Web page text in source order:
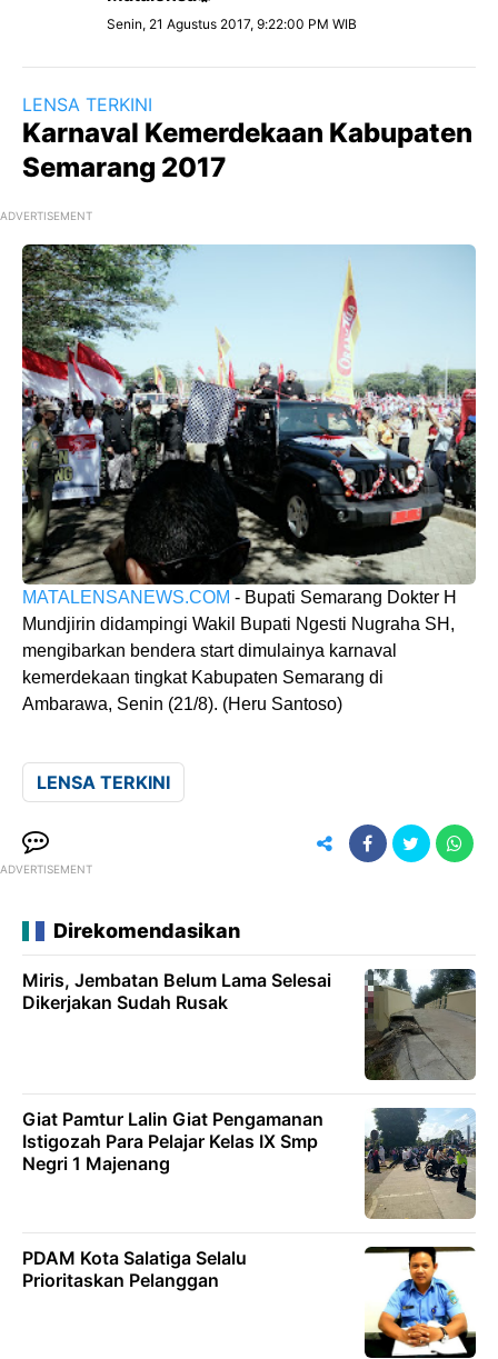
Senin, 21 Agustus 2017, 9:22:00 PM WIB
LENSA TERKINI
Karnaval Kemerdekaan Kabupaten
Semarang 2017
ADVERTISEMENT
MATALENSANEWS.COM - Bupati Semarang Dokter H
Mundjirin didampingi Wakil Bupati Ngesti Nugraha SH,
mengibarkan bendera start dimulainya karnaval
kemerdekaan tingkat Kabupaten Semarang di
Ambarawa, Senin (21/8). (Heru Santoso)
LENSA TERKINI
ADVERTISEMENT
Direkomendasikan
Miris, Jembatan Belum Lama Selesai
Dikerjakan Sudah Rusak
Giat Pamtur Lalin Giat Pengamanan
Istigozah Para Pelajar Kelas IX Smp
Negri 1 Majenang
PDAM Kota Salatiga Selalu
Prioritaskan Pelanggan